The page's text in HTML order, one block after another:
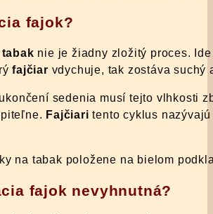
fajok?
nie je žiadny zložitý proces.
fajčiar vdychuje, tak zostáva
sedenia musí tejto vlhkosti
Fajčiari tento cyklus
fajok nevyhnutná?